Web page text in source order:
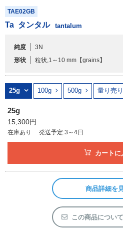
TAE02GB
Ta タンタル tantalum
純度
3N
形状
粒状,1～10 mm 【grains】
25g 100g 500g 量り売り
25g
15,300円
在庫あり 発送予定:3～4日
カートに
商品詳細を
この商品につい